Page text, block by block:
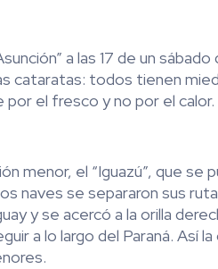
a las 17 de un
cataratas: todos tienen
el fresco y no por el calor.
menor, el “Iguazú”, que se
naves se separaron sus
y se acercó a la orilla
a lo largo del Paraná. Así